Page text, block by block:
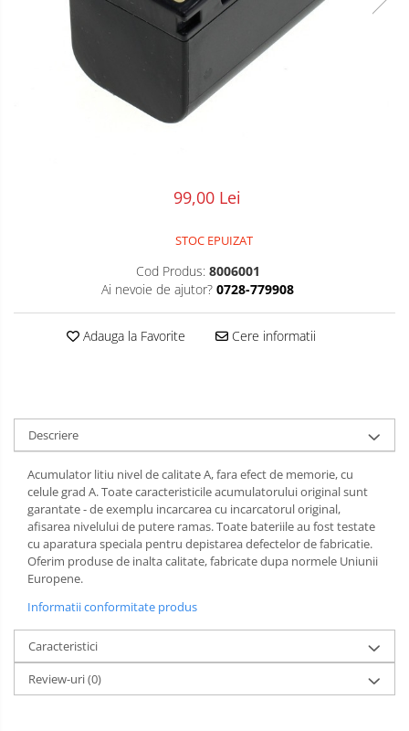
POS/Scanere coduri de bare
Scule electrice
99,00 Lei
STOC EPUIZAT
Cod Produs: 8006001
Ai nevoie de ajutor? 0728-779908
Adauga la Favorite Cere informatii
Descriere
Acumulator litiu nivel de calitate A, fara efect de memorie, cu
celule grad A. Toate caracteristicile acumulatorului original sunt
garantate - de exemplu incarcarea cu incarcatorul original,
afisarea nivelului de putere ramas. Toate bateriile au fost testate
cu aparatura speciala pentru depistarea defectelor de fabricatie.
Oferim produse de inalta calitate, fabricate dupa normele Uniunii
Europene.
Informatii conformitate produs
Caracteristici
Review-uri(0)